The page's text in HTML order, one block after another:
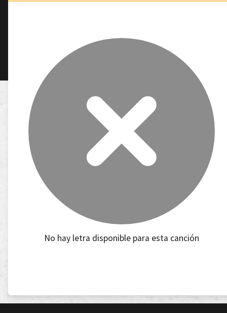
No hay letra disponible para esta canción